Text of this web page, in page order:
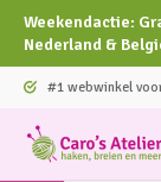
Weekendactie:
Nederland &
#1 webwinkel